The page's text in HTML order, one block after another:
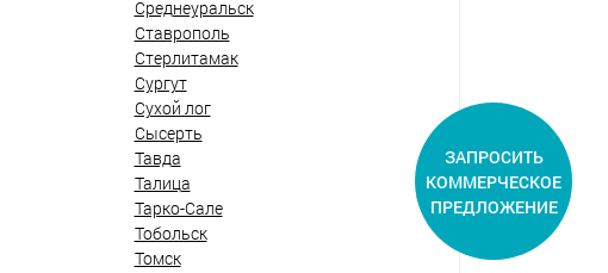
Среднеуральск
Ставрополь
Стерлитамак
Сургут
Сухой лог
Сысерть
Тавда
Талица
Тарко-Сале
Тобольск
Томск
ЗАПРОСИТЬ
КОММЕРЧЕСКОЕ
ПРЕДЛОЖЕНИЕ